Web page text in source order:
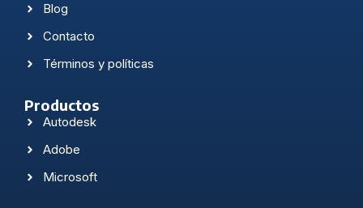
Blog
Contacto
Términos y políticas
Productos
Autodesk
Adobe
Microsoft